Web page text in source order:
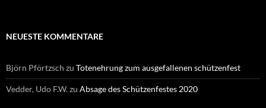
NEUESTE KOMMENTARE
Björn Pförtzsch zu Totenehrung zum ausgefallenen schützenfest
Vedder, Udo F.W.zu Absage des Schützenfestes 2020